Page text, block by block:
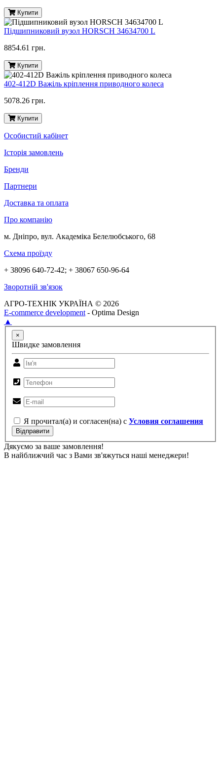
Купити
Підшипниковий вузол HORSCH 34634700 L
8854.61 грн.
Купити
402-412D Важіль кріплення приводного колеса
5078.26 грн.
Купити
Особистий кабінет
Історія замовлень
Бренди
Партнери
Доставка та оплата
Про компанію
м. Дніпро, вул. Академіка Белелюбського, 68
Схема проїзду
+ 38096 640-72-42; + 38067 650-96-64
Зворотній зв'язок
АГРО-ТЕХНІК УКРАЇНА © 2026
E-commerce development - Optima Design
▲
×
Швидке замовлення
Я прочитал(а) и согласен(на) с Условия соглашения
Відправити
Дякуємо за ваше замовлення!
В найближчий час з Вами зв'яжуться наші менеджери!